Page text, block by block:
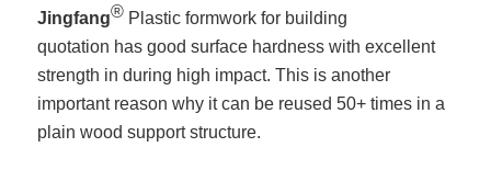
Jingfang® Plastic formwork for building
quotation has good surface hardness with excellent
strength in during high impact. This is another
important reason why it can be reused 50+ times in a
plain wood support structure.